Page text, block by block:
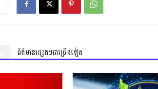
ព័ត៌មានផ្សេងៗជាច្រើនទៀត